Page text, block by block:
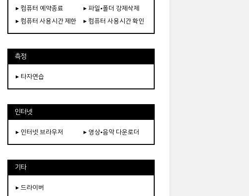
▸ 컴퓨터 예약종료
▸ 파일•폴더 강제삭제
▸ 컴퓨터 사용시간 제한
▸ 컴퓨터 사용시간 확인
측정
▸ 타자연습
인터넷
▸ 인터넷 브라우저 ▸ 영상•음악 다운로더
기타
▸ 드라이버